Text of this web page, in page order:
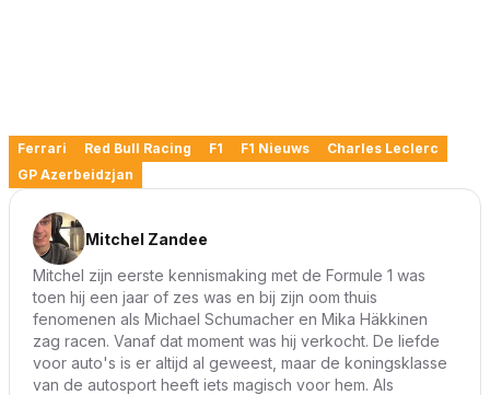
Ferrari Red Bull Racing F1 F1 Nieuws
Charles Leclerc
GP Azerbeidzjan
Mitchel Zandee
Mitchel zijn eerste kennismaking met de Formule 1 was
toen hij een jaar of zes was en bij zijn oom thuis
fenomenen als Michael Schumacher en Mika Häkkinen
zag racen. Vanaf dat moment was hij verkocht. De liefde
voor auto's is er altijd al geweest, maar de koningsklasse
van de autosport heeft iets magisch voor hem. Als